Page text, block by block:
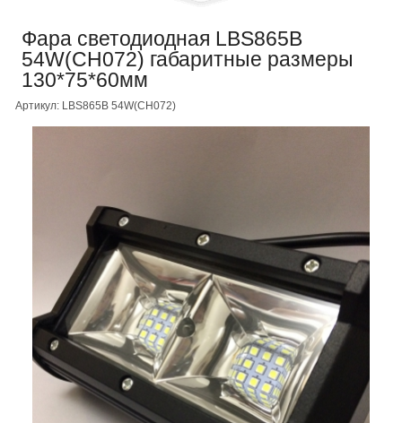
Фара светодиодная LBS865B
54W(CH072) габаритные размеры
130*75*60мм
Артикул: LBS865B 54W(CH072)